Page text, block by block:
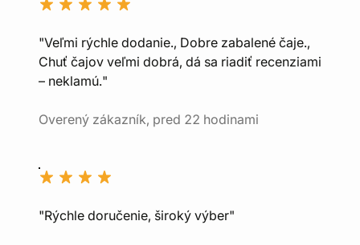
"Veľmi rýchle dodanie., Dobre zabalené čaje.,
Chuť čajov veľmi dobrá, dá sa riadiť recenziami
– neklamú."
Overený zákazník, pred 22 hodinami
"Rýchle doručenie, široký výber"